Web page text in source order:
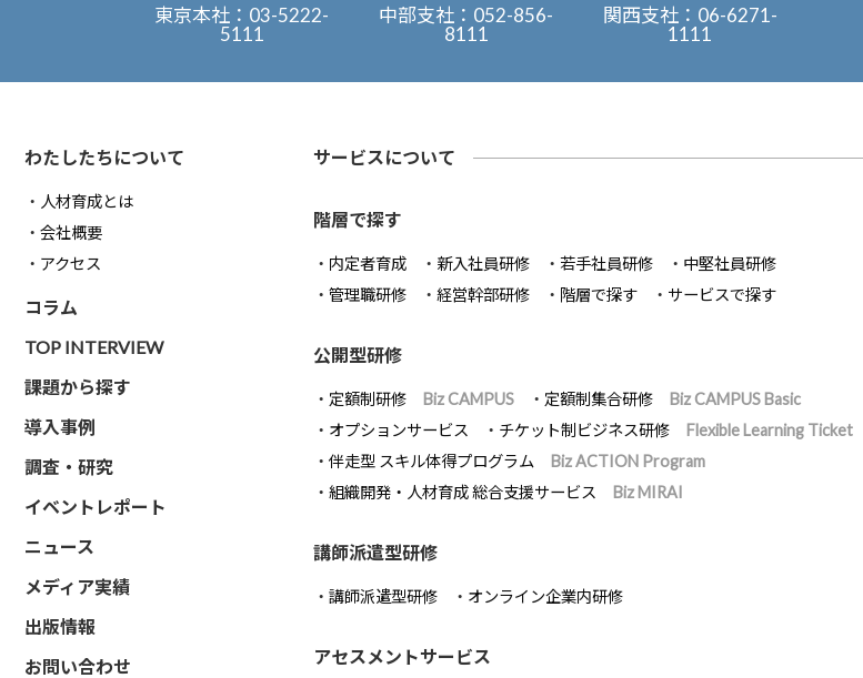
東京本社： 03-5222-
5111
中部支社： 052-856-
8111
関西支社： 06-6271-
1111
わたしたちについて
人材育成とは
会社概要
アクセス
コラム
TOP INTERVIEW
課題から探す
導入事例
調査・研究
イベントレポート
ニュース
メディア実績
出版情報
お問い合わせ
サービスについて
階層で探す
内定者育成 新入社員研修 若手社員研修
中堅社員研修
管理職研修
経営幹部研修 階層で探す サービスで探す
公開型研修
定額制研修 Biz CAMPUS 定額制集合研修
Biz CAMPUS Basic
オプションサービス
チケット制ビジネス研修
Flexible Learning Ticket
伴走型 スキル体得プログラム
Biz ACTION Program
組織開発・人材育成 総合支援サービス
Biz MIRAI
講師派遣型研修
講師派遣型研修 オンライン企業内研修
アセスメントサービス